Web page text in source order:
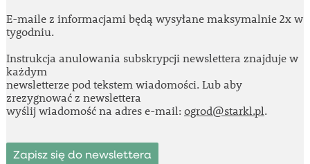
E-maile z informacjami będą wysyłane maksymalnie 2x w
tygodniu.
Instrukcja anulowania subskrypcji newslettera znajduje w
każdym
newsletterze pod tekstem wiadomości. Lub aby
zrezygnować z newslettera
wyślij wiadomość na adres e-mail:ogrod@starkl.pl.
Zapisz się do newslettera